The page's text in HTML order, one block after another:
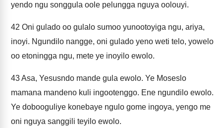
yendo ngu songgula oole pelungga nguya oolouyi.
42 Oni gulado oo gulalo sumoo yunootoyiga ngu, ariya,
inoyi. Ngundilo nangge, oni gulado yeno weti telo, yowelo
oo etoningga ngu, mete ye inoyilo ewolo.
43Asa, Yesusndo mande gula ewolo. Ye Moseslo
mamana mandeno kuli ingootenggo. Ene ngundilo ewolo.
Ye dobooguliye konebaye ngulo gome ingoya, yengo me
oni nguya sanggili teyilo ewolo.